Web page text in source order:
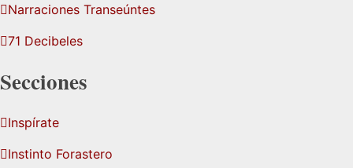
Narraciones Transeúntes
71 Decibeles
Secciones
Inspírate
Instinto Forastero